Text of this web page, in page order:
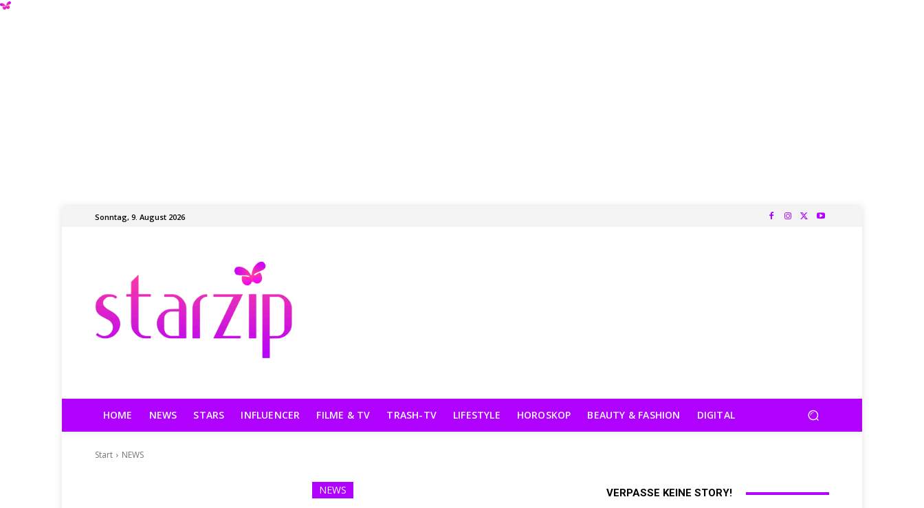
Sonntag, 9. August 2026
HOME NEWS STARS INFLUENCER FILME & TV TRASH-TV LIFESTYLE HOROSKOP BEAUTY & FASHION DIGITAL
Start NEWS
NEWS VERPASSE KEINE STORY!